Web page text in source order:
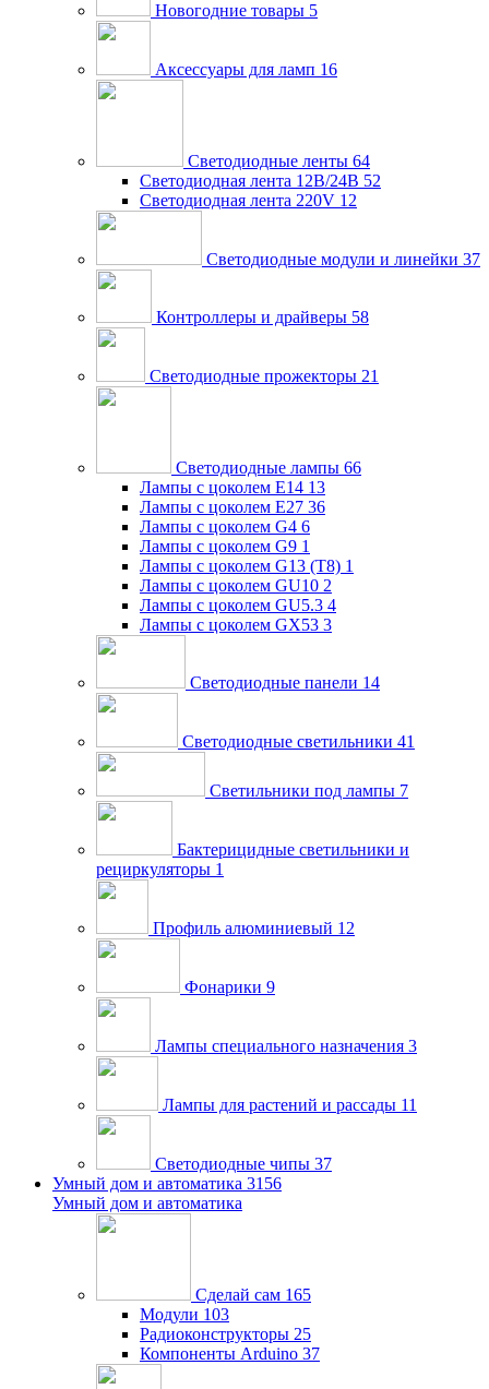
Новогодние товары 5
Аксессуары для ламп 16
Светодиодные ленты 64
Светодиодная лента 12В/24В 52
Светодиодная лента 220V 12
Светодиодные модули и линейки 37
Контроллеры и драйверы 58
Светодиодные прожекторы 21
Светодиодные лампы 66
Лампы с цоколем E14 13
Лампы с цоколем E27 36
Лампы с цоколем G4 6
Лампы с цоколем G9 1
Лампы с цоколем G13 (Т8) 1
Лампы с цоколем GU10 2
Лампы с цоколем GU5.3 4
Лампы с цоколем GX53 3
Светодиодные панели 14
Светодиодные светильники 41
Светильники под лампы 7
Бактерицидные светильники и
рециркуляторы 1
Профиль алюминиевый 12
Фонарики 9
Лампы специального назначения 3
Лампы для растений и рассады 11
Светодиодные чипы 37
Умный дом и автоматика 3156
Умный дом и автоматика
Сделай сам 165
Модули 103
Радиоконструкторы 25
Компоненты Arduino 37